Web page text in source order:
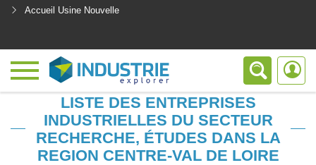
Accueil Usine Nouvelle
LISTE DES ENTREPRISES
INDUSTRIELLES DU SECTEUR
RECHERCHE, ÉTUDES DANS LA
REGION CENTRE-VAL DE LOIRE